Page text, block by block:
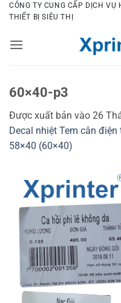
Bỏ
qua
dung
CÔNG TY CUNG CẤP DỊCH
THIẾT BỊ SIÊU THỊ
60×40-p3
Được xuất bản vào 26
Decal nhiệt Tem cân
58×40 (60×40)